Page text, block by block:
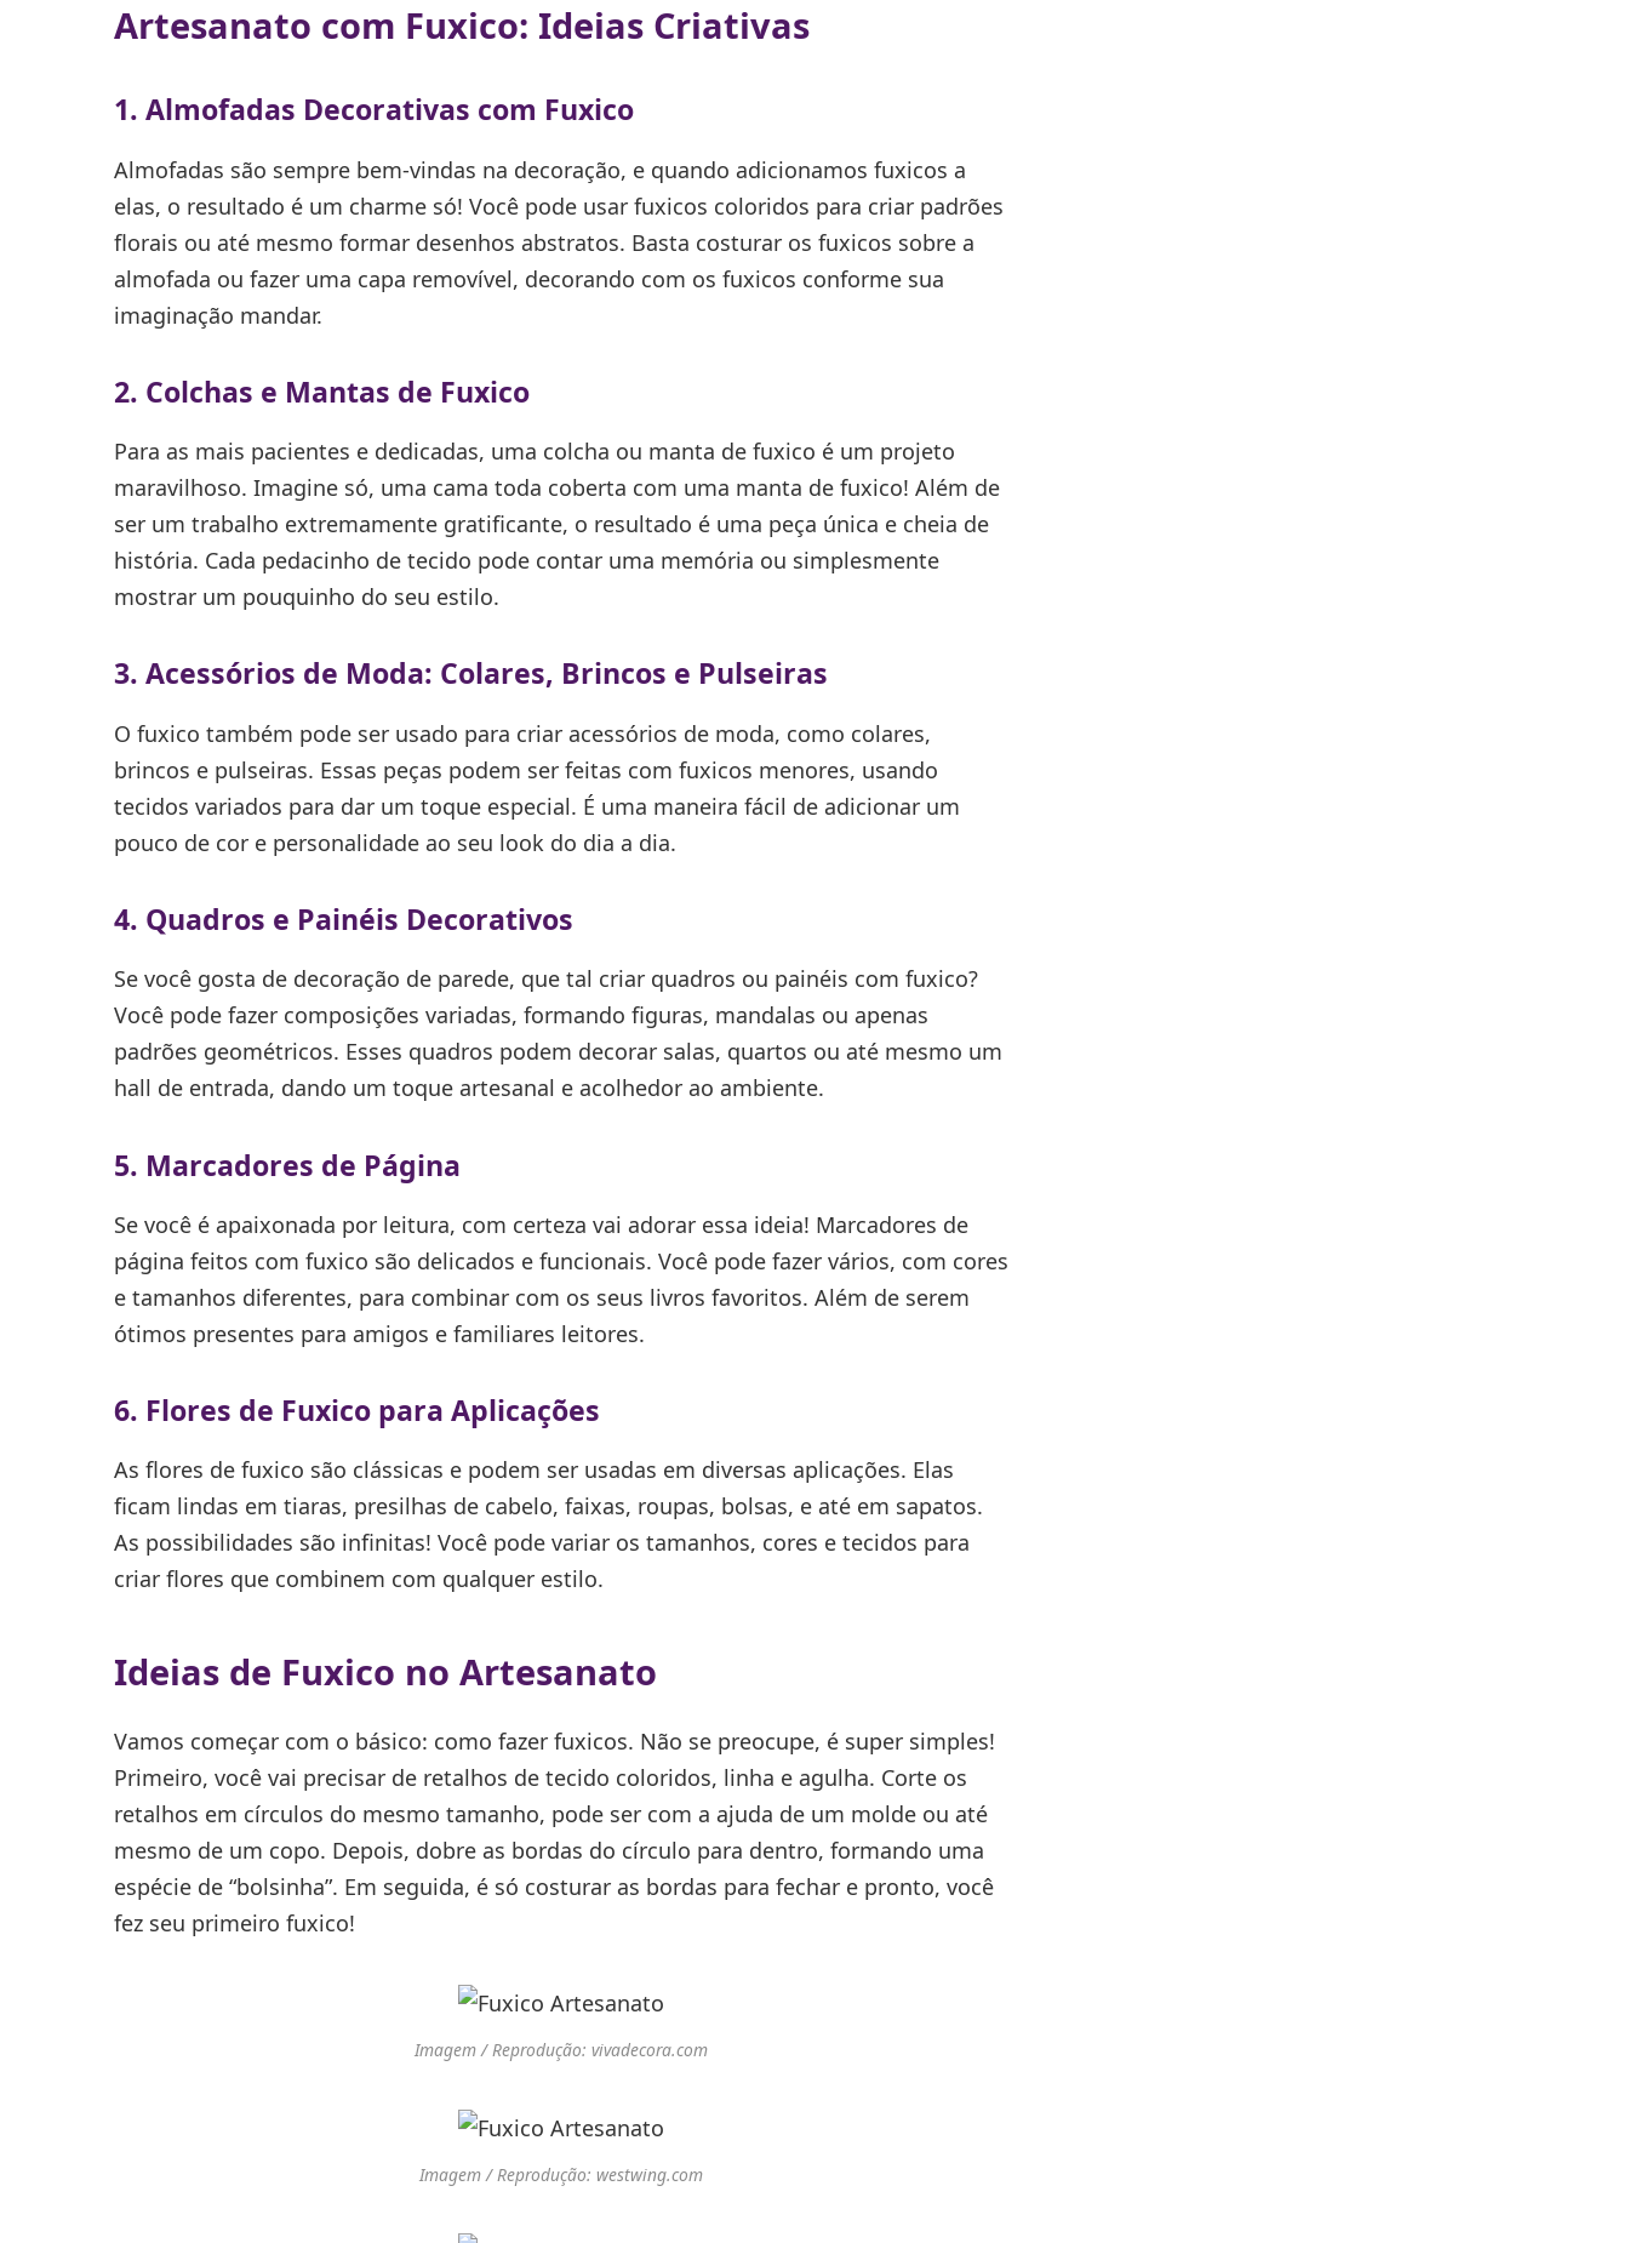
Artesanato com Fuxico: Ideias Criativas
1. Almofadas Decorativas com Fuxico
Almofadas são sempre bem-vindas na decoração, e quando adicionamos fuxicos a
elas, o resultado é um charme só! Você pode usar fuxicos coloridos para criar padrões
florais ou até mesmo formar desenhos abstratos. Basta costurar os fuxicos sobre a
almofada ou fazer uma capa removível, decorando com os fuxicos conforme sua
imaginação mandar.
2. Colchas e Mantas de Fuxico
Para as mais pacientes e dedicadas, uma colcha ou manta de fuxico é um projeto
maravilhoso. Imagine só, uma cama toda coberta com uma manta de fuxico! Além de
ser um trabalho extremamente gratificante, o resultado é uma peça única e cheia de
história. Cada pedacinho de tecido pode contar uma memória ou simplesmente
mostrar um pouquinho do seu estilo.
3. Acessórios de Moda: Colares, Brincos e Pulseiras
O fuxico também pode ser usado para criar acessórios de moda, como colares,
brincos e pulseiras. Essas peças podem ser feitas com fuxicos menores, usando
tecidos variados para dar um toque especial. É uma maneira fácil de adicionar um
pouco de cor e personalidade ao seu look do dia a dia.
4. Quadros e Painéis Decorativos
Se você gosta de decoração de parede, que tal criar quadros ou painéis com fuxico?
Você pode fazer composições variadas, formando figuras, mandalas ou apenas
padrões geométricos. Esses quadros podem decorar salas, quartos ou até mesmo um
hall de entrada, dando um toque artesanal e acolhedor ao ambiente.
5. Marcadores de Página
Se você é apaixonada por leitura, com certeza vai adorar essa ideia! Marcadores de
página feitos com fuxico são delicados e funcionais. Você pode fazer vários, com cores
e tamanhos diferentes, para combinar com os seus livros favoritos. Além de serem
ótimos presentes para amigos e familiares leitores.
6. Flores de Fuxico para Aplicações
As flores de fuxico são clássicas e podem ser usadas em diversas aplicações. Elas
ficam lindas em tiaras, presilhas de cabelo, faixas, roupas, bolsas, e até em sapatos.
As possibilidades são infinitas! Você pode variar os tamanhos, cores e tecidos para
criar flores que combinem com qualquer estilo.
Ideias de Fuxico no Artesanato
Vamos começar com o básico: como fazer fuxicos. Não se preocupe, é super simples!
Primeiro, você vai precisar de retalhos de tecido coloridos, linha e agulha. Corte os
retalhos em círculos do mesmo tamanho, pode ser com a ajuda de um molde ou até
mesmo de um copo. Depois, dobre as bordas do círculo para dentro, formando uma
espécie de “bolsinha”. Em seguida, é só costurar as bordas para fechar e pronto, você
fez seu primeiro fuxico!
Imagem / Reprodução: vivadecora.com
Imagem / Reprodução: westwing.com